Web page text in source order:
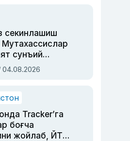
тўла ҳаёти
секинлашиш
Мутахассислар
сунъий
бошқара
04.08.2026
Tracker’га
боғча
жойлаб, ЙТҲ